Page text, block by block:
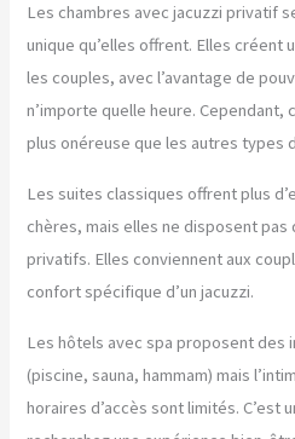
Les chambres avec jacuzzi privatif
unique qu’elles offrent. Elles créent
les couples, avec l’avantage de
n’importe quelle heure.
plus onéreuse que les autres types
Les suites classiques offrent plus
chères, mais elles ne disposent pas
privatifs. Elles conviennent aux
confort spécifique d’un jacuzzi.
Les hôtels avec spa proposent des
(piscine, sauna, hammam) mais
horaires d’accès sont limités. C’est